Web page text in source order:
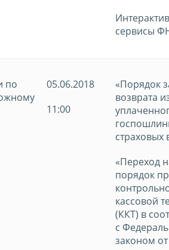
сервисы
по
05.06.2018
11:00
«Порядок
возврата
страховых
«Переход
порядок
кассовой
(ККТ) в
с
законом от